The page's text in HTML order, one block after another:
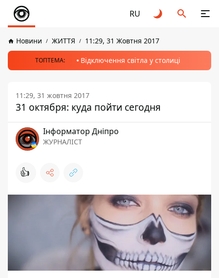
RU
Новини ЖИТТЯ 11:29, 31 Жовтня 2017
ТОПТЕМА: Відключення світла у столиці
11:29, 31 жовтня 2017
31 октября: куда пойти сегодня
Інформатор Дніпро
ЖУРНАЛІСТ
👍